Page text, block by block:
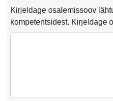
Kirjeldage osalemissoov
kompetentsidest. Kirjeldage